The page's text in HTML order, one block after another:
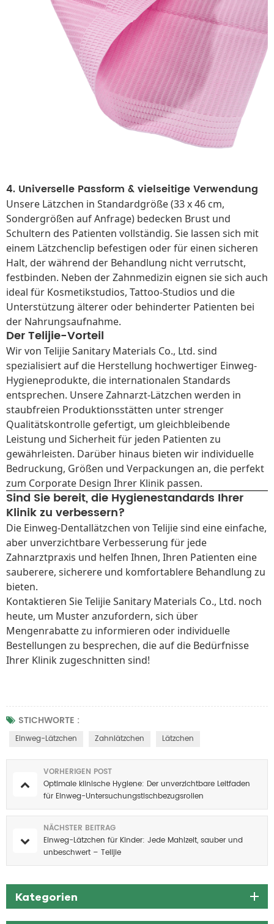
4. Universelle Passform & vielseitige Verwendung
Unsere Lätzchen in Standardgröße (33 x 46 cm,
Sondergrößen auf Anfrage) bedecken Brust und
Schultern des Patienten vollständig. Sie lassen sich mit
einem Lätzchenclip befestigen oder für einen sicheren
Halt, der während der Behandlung nicht verrutscht,
festbinden. Neben der Zahnmedizin eignen sie sich auch
ideal für Kosmetikstudios, Tattoo-Studios und die
Unterstützung älterer oder behinderter Patienten bei
der Nahrungsaufnahme.
Der Telijie-Vorteil
Wir von Telijie Sanitary Materials Co., Ltd. sind
spezialisiert auf die Herstellung hochwertiger Einweg-
Hygieneprodukte, die internationalen Standards
entsprechen. Unsere Zahnarzt-Lätzchen werden in
staubfreien Produktionsstätten unter strenger
Qualitätskontrolle gefertigt, um gleichbleibende
Leistung und Sicherheit für jeden Patienten zu
gewährleisten. Darüber hinaus bieten wir individuelle
Bedruckung, Größen und Verpackungen an, die perfekt
zum Corporate Design Ihrer Klinik passen.
Sind Sie bereit, die Hygienestandards Ihrer
Klinik zu verbessern?
Die Einweg-Dentallätzchen von Telijie sind eine einfache,
aber unverzichtbare Verbesserung für jede
Zahnarztpraxis und helfen Ihnen, Ihren Patienten eine
sauberere, sicherere und komfortablere Behandlung zu
bieten.
Kontaktieren Sie Telijie Sanitary Materials Co., Ltd. noch
heute, um Muster anzufordern, sich über
Mengenrabatte zu informieren oder individuelle
Bestellungen zu besprechen, die auf die Bedürfnisse
Ihrer Klinik zugeschnitten sind!
STICHWORTE :
Einweg-Lätzchen Zahnlätzchen Lätzchen
VORHERIGEN POST
Optimale klinische Hygiene: Der unverzichtbare Leitfaden
für Einweg-Untersuchungstischbezugsrollen
NÄCHSTER BEITRAG
Einweg-Lätzchen für Kinder: Jede Mahlzeit, sauber und
unbeschwert – Telijie
Kategorien